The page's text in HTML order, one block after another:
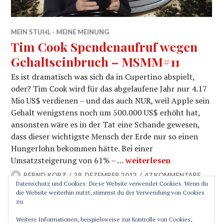
MEIN STUHL - MEINE MEINUNG
Tim Cook Spendenaufruf wegen
Gehaltseinbruch – MSMM#11
Es ist dramatisch was sich da in Cupertino abspielt,
oder? Tim Cook wird für das abgelaufene Jahr nur 4.17
Mio US$ verdienen – und das auch NUR, weil Apple sein
Gehalt wenigstens noch um 500.000 US$ erhöht hat,
ansonsten wäre es in der Tat eine Schande gewesen,
dass dieser wichtigste Mensch der Erde nur so einen
Hungerlohn bekommen hätte. Bei einer
Umsatzsteigerung von 61% – …Tim Cook
weiterlesen
BERND KORZ 28. DEZEMBER 2012 47 KOMMENTARE
Datenschutz und Cookies: Diese Website verwendet Cookies. Wenn du
die Website weiterhin nutzt, stimmst du der Verwendung von Cookies
zu.
Weitere Informationen, beispielsweise zur Kontrolle von Cookies,